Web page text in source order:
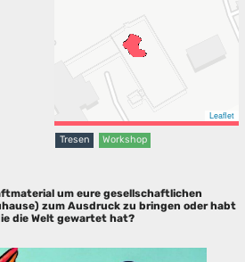
Leaflet
Tresen Workshop
um eure gesellschaftlichen
zum Ausdruck zu bringen oder habt
die Welt gewartet hat?